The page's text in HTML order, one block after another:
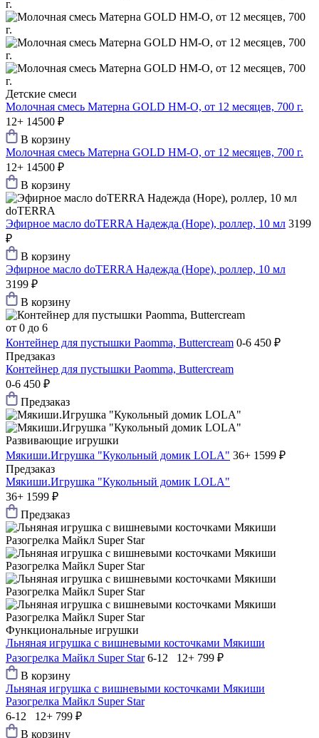
Детские смеси
Молочная смесь Матерна GOLD HM-O, от 12 месяцев, 700 г.
12+ 14500 ₽
В корзину
Молочная смесь Матерна GOLD HM-O, от 12 месяцев, 700 г.
12+ 14500 ₽
В корзину
doTERRA
Эфирное масло doTERRA Надежда (Hope), роллер, 10 мл 3199
₽
В корзину
Эфирное масло doTERRA Надежда (Hope), роллер, 10 мл
3199 ₽
В корзину
от 0 до 6
Контейнер для пустышки Paomma, Buttercream 0-6 450 ₽
Предзаказ
Контейнер для пустышки Paomma, Buttercream
0-6 450 ₽
Предзаказ
Развивающие игрушки
Мякиши.Игрушка "Кукольный домик LOLA" 36+ 1599 ₽
Предзаказ
Мякиши.Игрушка "Кукольный домик LOLA"
36+ 1599 ₽
Предзаказ
Функциональные игрушки
Льняная игрушка с вишневыми косточками Мякиши
Разогрелка Майкл Super Star 6-12 12+ 799 ₽
В корзину
Льняная игрушка с вишневыми косточками Мякиши
Разогрелка Майкл Super Star
6-12 12+ 799 ₽
В корзину